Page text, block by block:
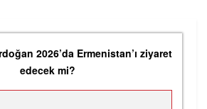
2026’da Ermenistan’ı ziyaret
edecek mi?